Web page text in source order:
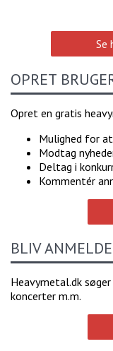
Se
OPRET
Opret en gratis
Mulighed for
Modtag
Deltag i
Kommentér
BLIV
Heavymetal.dk
koncerter m.m.